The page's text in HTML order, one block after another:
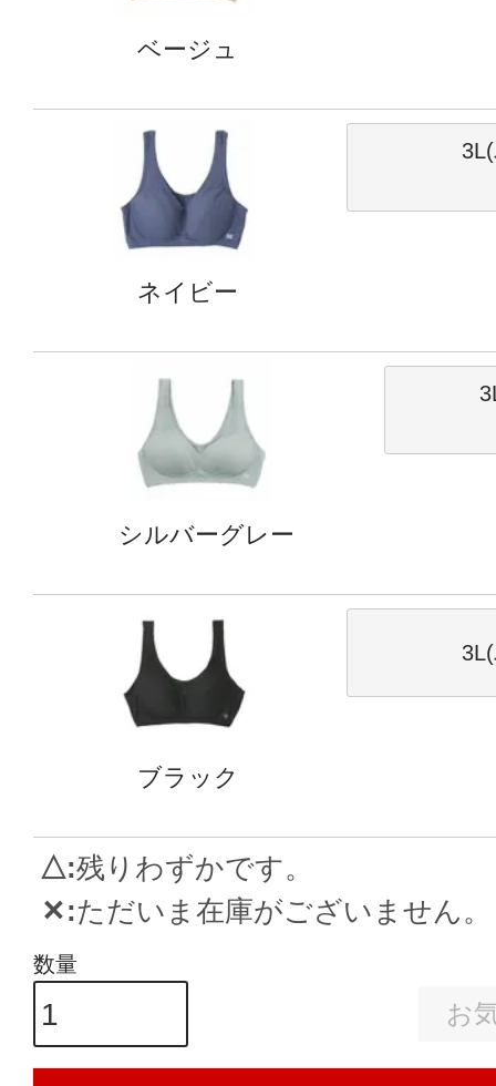
ベージュ
ネイビー
シルバーグレー
ブラック
△ 残りわずかです。
✕ ただいま在庫がございません。
お